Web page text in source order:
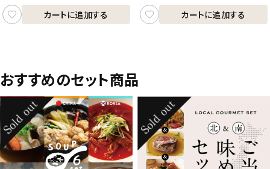
カートに追加する カートに追加する
おすすめのセット商品